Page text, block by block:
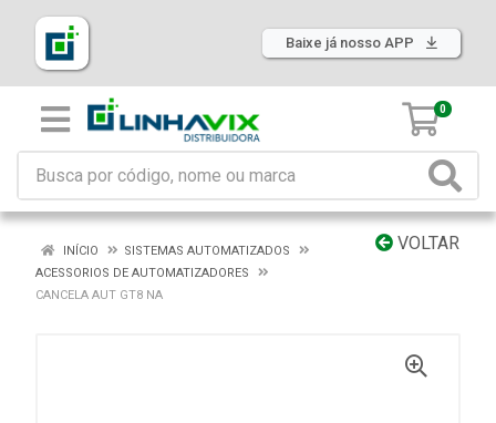
Baixe já nosso APP
0
VOLTAR
INÍCIO
SISTEMAS AUTOMATIZADOS
ACESSORIOS DE AUTOMATIZADORES
CANCELA AUT GT8 NA